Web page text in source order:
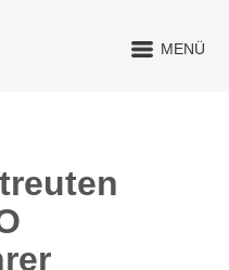
MENÜ